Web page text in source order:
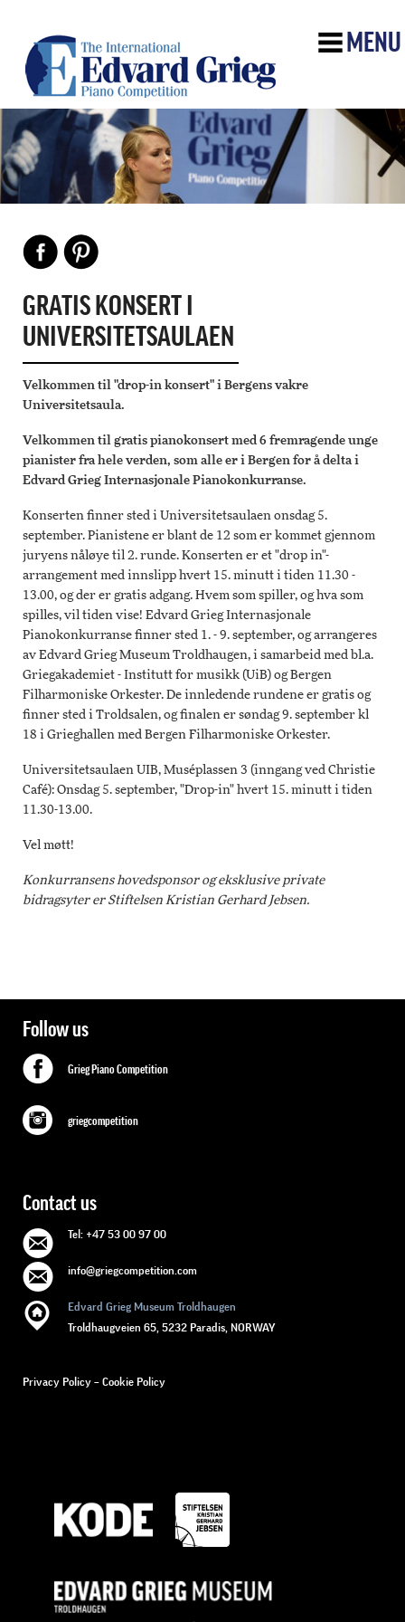
MENU
GRATIS KONSERT I
UNIVERSITETSAULAEN
Velkommen til "drop-in konsert" i Bergens vakre
Universitetsaula.
Velkommen til gratis pianokonsert med 6 fremragende unge
pianister fra hele verden, som alle er i Bergen for å delta i
Edvard Grieg Internasjonale Pianokonkurranse.
Konserten finner sted i Universitetsaulaen onsdag 5.
september. Pianistene er blant de 12 som er kommet gjennom
juryens nåløye til 2. runde. Konserten er et "drop in"-
arrangement med innslipp hvert 15. minutt i tiden 11.30 -
13.00, og der er gratis adgang. Hvem som spiller, og hva som
spilles, vil tiden vise! Edvard Grieg Internasjonale
Pianokonkurranse finner sted 1. - 9. september, og arrangeres
av Edvard Grieg Museum Troldhaugen, i samarbeid med bl.a.
Griegakademiet - Institutt for musikk (UiB) og Bergen
Filharmoniske Orkester. De innledende rundene er gratis og
finner sted i Troldsalen, og finalen er søndag 9. september kl
18 i Grieghallen med Bergen Filharmoniske Orkester.
Universitetsaulaen UIB, Muséplassen 3 (inngang ved Christie
Café): Onsdag 5. september, "Drop-in" hvert 15. minutt i tiden
11.30-13.00.
Vel møtt!
Konkurransens hovedsponsor og eksklusive private
bidragsyter er Stiftelsen Kristian Gerhard Jebsen.
Follow us
Grieg Piano Competition
griegcompetition
Contact us
Tel: +47 53 00 97 00
info@griegcompetition.com
Edvard Grieg Museum Troldhaugen
Troldhaugveien 65, 5232 Paradis, NORWAY
Privacy Policy – Cookie Policy